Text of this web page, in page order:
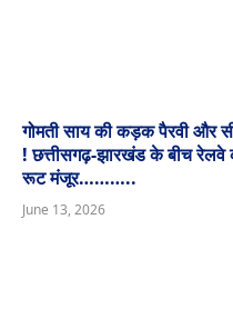
गोमती साय की कड़क पैरवी और
! छत्तीसगढ़-झारखंड के बीच
रूट मंजूर………..
June 13, 2026